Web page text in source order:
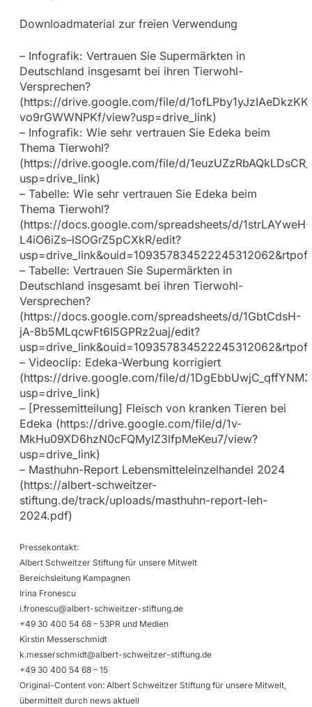
Downloadmaterial zur freien Verwendung
– Infografik: Vertrauen Sie Supermärkten in
Deutschland insgesamt bei ihren Tierwohl-
Versprechen?
(https://drive.google.com/file/d/
vo9rGWWNPKf/view?usp=drive_link)
– Infografik: Wie sehr vertrauen Sie Edeka beim
Thema Tierwohl?
(https://drive.google.com/file/d/
usp=drive_link)
– Tabelle: Wie sehr vertrauen Sie Edeka beim
Thema Tierwohl?
(https://docs.google.com/spreadsheets/d/1strLAYweH-
L4iO6iZs–lSOGrZ5pCXkR/edit?
– Tabelle: Vertrauen Sie Supermärkten in
Deutschland insgesamt bei ihren Tierwohl-
Versprechen?
(https://docs.google.com/spreadsheets/d/1GbtCdsH-
jA-8b5MLqcwFt6I5GPRz2uaj/edit?
– Videoclip: Edeka-Werbung korrigiert
(https://drive.google.com/file/d/
usp=drive_link)
– [Pressemitteilung] Fleisch von kranken Tieren bei
Edeka (https://drive.google.com/file/d/1v-
MkHu09XD6hzN0cFQMyIZ3lfpMeKeu7/view?
usp=drive_link)
– Masthuhn-Report Lebensmitteleinzelhandel 2024
(https://albert-schweitzer-
stiftung.de/track/uploads/masthuhn-report-leh-
2024.pdf)
Pressekontakt:
Albert Schweitzer Stiftung für unsere Mitwelt
Bereichsleitung Kampagnen
Irina Fronescu
i.fronescu@albert-schweitzer-stiftung.de
+49 30 400 54 68 – 53PR und Medien
Kirstin Messerschmidt
k.messerschmidt@albert-schweitzer-stiftung.de
+49 30 400 54 68 – 15
Original-Content von: Albert Schweitzer Stiftung für unsere Mitwelt,
übermittelt durch news aktuell